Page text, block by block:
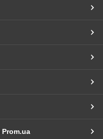
Prom.ua